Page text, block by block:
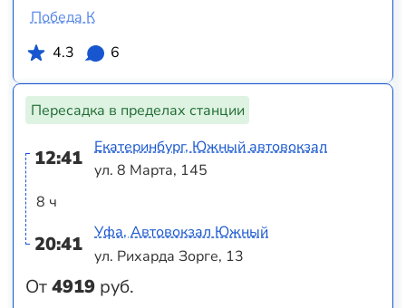
Победа К
4.3
6
Пересадка в пределах станции
12:41
8 ч
20:41
От4919 руб.
Екатеринбург, Южный автовокзал
ул. 8 Марта, 145
Уфа, Автовокзал Южный
ул. Рихарда Зорге, 13